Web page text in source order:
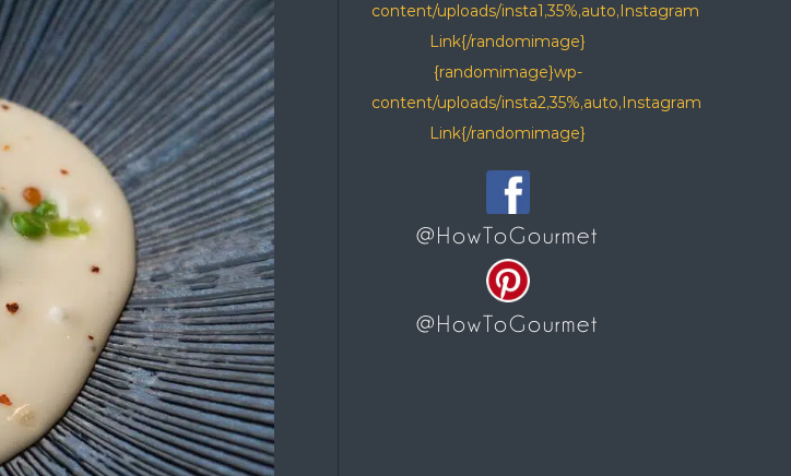
content/uploads/insta1,35%,auto,Instagram
Link{/randomimage}
{randomimage}wp-
content/uploads/insta2,35%,auto,Instagram
Link{/randomimage}
@HowToGourmet
@HowToGourmet